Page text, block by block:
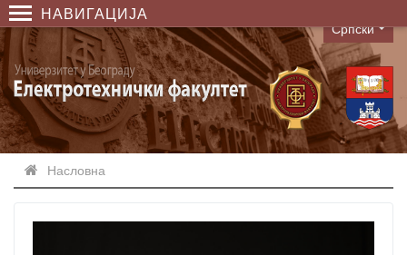
НАВИГАЦИЈА
Language
Српски
Насловна